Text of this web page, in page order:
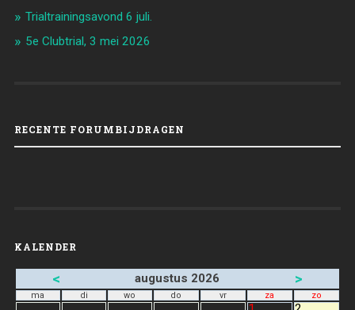
Trialtrainingsavond 6 juli.
5e Clubtrial, 3 mei 2026
RECENTE FORUMBIJDRAGEN
KALENDER
< augustus 2026 >
ma di wo do vr za zo